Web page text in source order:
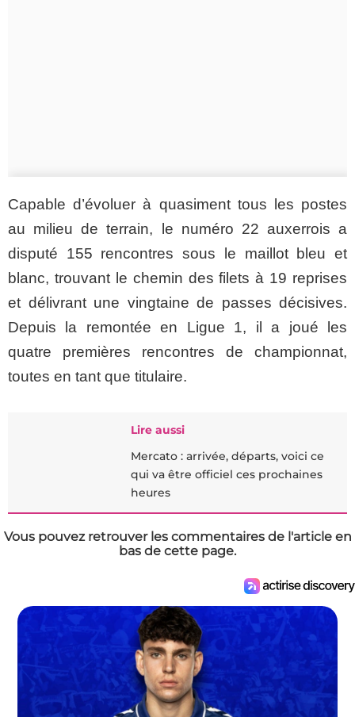
Capable d’évoluer à quasiment tous les postes
au milieu de terrain, le numéro 22 auxerrois a
disputé 155 rencontres sous le maillot bleu et
blanc, trouvant le chemin des filets à 19 reprises
et délivrant une vingtaine de passes décisives.
Depuis la remontée en Ligue 1, il a joué les
quatre premières rencontres de championnat,
toutes en tant que titulaire.
Lire aussi
Mercato : arrivée, départs, voici ce
qui va être officiel ces prochaines
heures
Vous pouvez retrouver les commentaires de l'article en
bas de cette page.